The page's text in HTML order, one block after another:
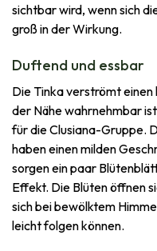
sichtbar wird, wenn sich
groß in der Wirkung.
Duftend und essbar
Die Tinka verströmt
der Nähe wahrnehmbar
für die Clusiana-Gruppe.
haben einen milden
sorgen ein paar
Effekt. Die Blüten öffnen
sich bei bewölktem
leicht folgen können.